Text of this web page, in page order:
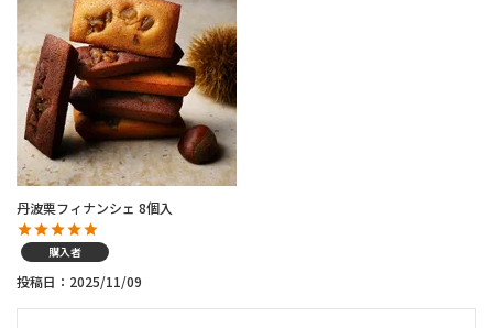
丹波栗フィナンシェ 8個入
購入者
投稿日 2025/11/09